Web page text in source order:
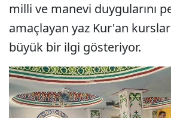
milli ve manevi duygularını
amaçlayan yaz Kur'an
büyük bir ilgi gösteriyor.